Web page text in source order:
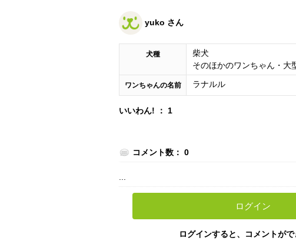
yuko さん
犬種
柴犬
そのほかのワンちゃん・大
ワンちゃんの名前 ラナルル
いいわん! ： 1
コメント数： 0
...
ログイン
ログインすると、コメントがで